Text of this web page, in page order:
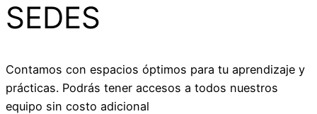
SEDES
Contamos con espacios óptimos para tu aprendizaje y
prácticas. Podrás tener accesos a todos nuestros
equipo sin costo adicional